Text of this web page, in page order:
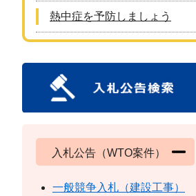
熱中症を予防しましょう
入札公告（WTO案件）
一般競争入札（建設工事）